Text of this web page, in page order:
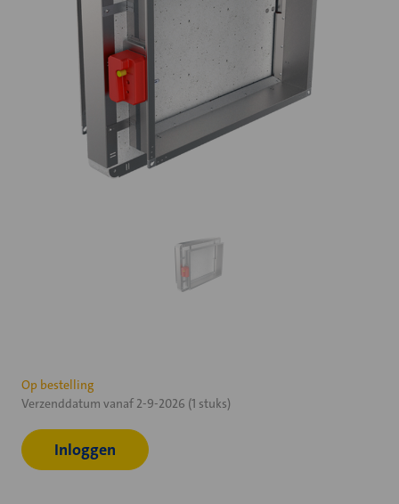
Huidige
voorraad:
Op bestelling
Verzenddatum vanaf 2-9-2026 (1 stuks)
Inloggen